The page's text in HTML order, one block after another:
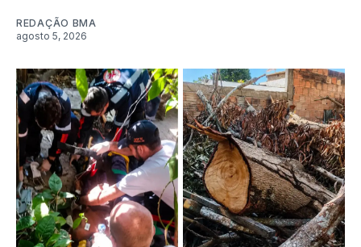
REDAÇÃO BMA
agosto 5, 2026